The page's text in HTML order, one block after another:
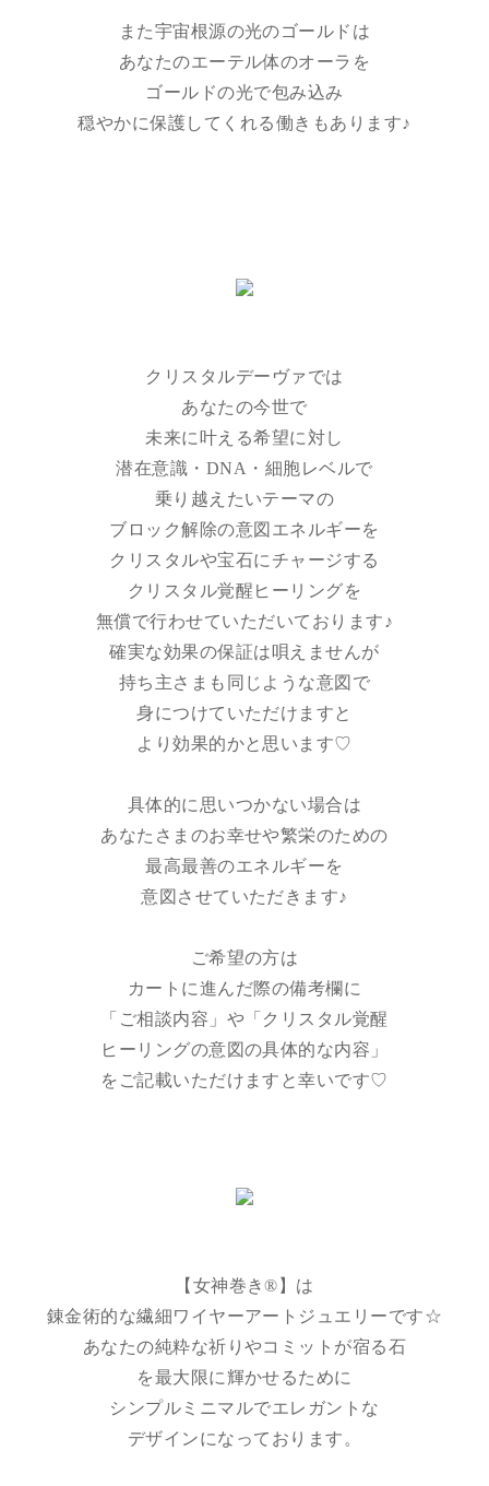
また宇宙根源の光のゴールドは
あなたのエーテル体のオーラを
ゴールドの光で包み込み
穏やかに保護してくれる働きもあります♪
クリスタルデーヴァでは
あなたの今世で
未来に叶える希望に対し
潜在意識・DNA・細胞レベルで
乗り越えたいテーマの
ブロック解除の意図エネルギーを
クリスタルや宝石にチャージする
クリスタル覚醒ヒーリングを
無償で行わせていただいております♪
確実な効果の保証は唄えませんが
持ち主さまも同じような意図で
身につけていただけますと
より効果的かと思います♡
具体的に思いつかない場合は
あなたさまのお幸せや繁栄のための
最高最善のエネルギーを
意図させていただきます♪
ご希望の方は
カートに進んだ際の備考欄に
「ご相談内容」や「クリスタル覚醒
ヒーリングの意図の具体的な内容」
をご記載いただけますと幸いです♡
【女神巻き®】は
錬金術的な繊細ワイヤーアートジュエリーです☆
あなたの純粋な祈りやコミットが宿る石
を最大限に輝かせるために
シンプルミニマルでエレガントな
デザインになっております。